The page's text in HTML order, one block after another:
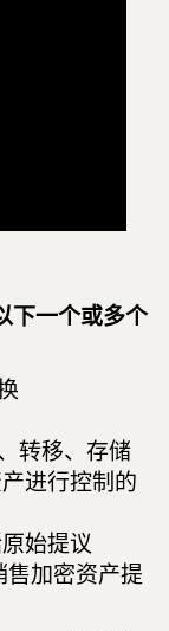
下一个或多个
转移、存储
进行控制的
始提议
售加密资产提